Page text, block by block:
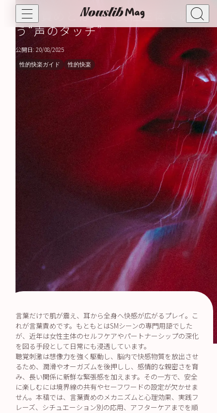
自由恋愛
ポリアモリー
セックスフレンド
カンダウリズム
自由恋愛ガイド
性の健康
セックスレス
セクシャルウェルネス
フェムケア
セルフプレジャー
性的快楽ガイド
性的ファンタジー
言葉責めとは？ 女性主体で味わ
う“声のタッチ”
公開日: 20/08/2025
性的快楽ガイド
性的快楽
言葉だけで肌が震え、耳から全身へ快感が広がるプレイ。こ
れが言葉責めです。もともとはSMシーンの専門用語でした
が、近年は女性主体のセルフケアやパートナーシップの深化
を図る手段として日常にも浸透しています。
聴覚刺激は想像力を強く駆動し、脳内で快感物質を放出させ
るため、潤滑やオーガズムを後押しし、感情的な親密さを育
み、長い関係に新鮮な緊張感を加えます。その一方で、安全
に楽しむには境界線の共有やセーフワードの設定が欠かせま
せん。本稿では、言葉責めのメカニズムと心理効果、実践フ
レーズ、シチュエーション別の応用、アフターケアまでを順